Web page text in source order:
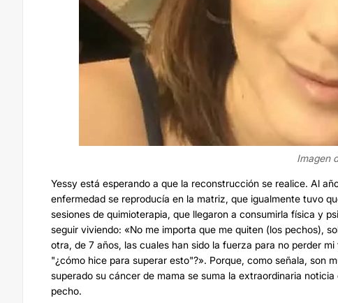
Imagen
Yessy está esperando a que la reconstrucción se realice. Al
enfermedad se reproducía en la matriz, que igualmente tuvo
sesiones de quimioterapia, que llegaron a consumirla física y
seguir viviendo: «No me importa que me quiten (los pechos),
otra, de 7 años, las cuales han sido la fuerza para no perder
"¿cómo hice para superar esto"?». Porque, como señala, son
superado su cáncer de mama se suma la extraordinaria
pecho.